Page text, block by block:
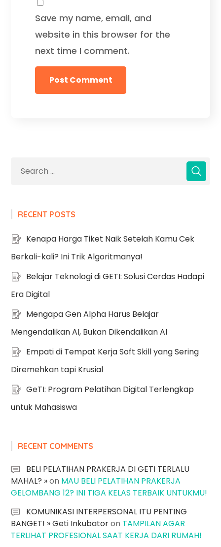
Save my name, email, and
website in this browser for the
next time I comment.
RECENT POSTS
Kenapa Harga Tiket Naik Setelah Kamu Cek
Berkali-kali? Ini Trik Algoritmanya!
Belajar Teknologi di GETI: Solusi Cerdas Hadapi
Era Digital
Mengapa Gen Alpha Harus Belajar
Mengendalikan AI, Bukan Dikendalikan AI
Empati di Tempat Kerja Soft Skill yang Sering
Diremehkan tapi Krusial
GeTI: Program Pelatihan Digital Terlengkap
untuk Mahasiswa
RECENT COMMENTS
BELI PELATIHAN PRAKERJA DI GETI TERLALU
MAHAL? »on MAU BELI PELATIHAN PRAKERJA
GELOMBANG 12? INI TIGA KELAS TERBAIK UNTUKMU!
KOMUNIKASI INTERPERSONAL ITU PENTING
BANGET! » Geti Inkubatoron TAMPILAN AGAR
TERLIHAT PROFESIONAL SAAT KERJA DARI RUMAH!